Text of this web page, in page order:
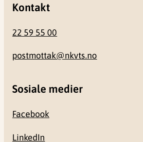
Kontakt
22 59 55 00
postmottak@nkvts.no
Sosiale medier
Facebook
LinkedIn